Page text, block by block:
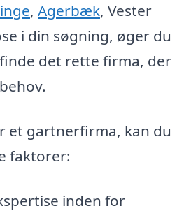
, Agerbæk, Vester
i din søgning, øger du
det rette firma, der
et gartnerfirma, kan du
faktorer:
inden for